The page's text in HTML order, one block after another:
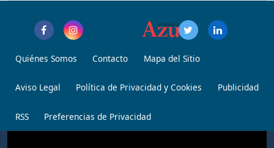
Quiénes Somos Contacto Mapa del Sitio
Aviso Legal Política de Privacidad y Cookies Publicidad
RSS Preferencias de Privacidad